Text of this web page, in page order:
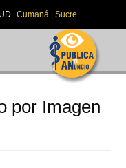
Cumaná | Sucre
por Imagen